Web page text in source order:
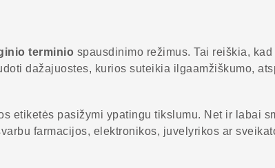
terminio spausdinimo režimus. Tai reiškia,
dažajuostes, kurios suteikia ilgaamžiškumo,
etiketės pasižymi ypatingu tikslumu. Net ir labai
farmacijos, elektronikos, juvelyrikos ar